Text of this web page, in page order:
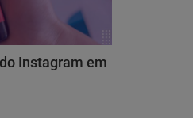
Instagram em